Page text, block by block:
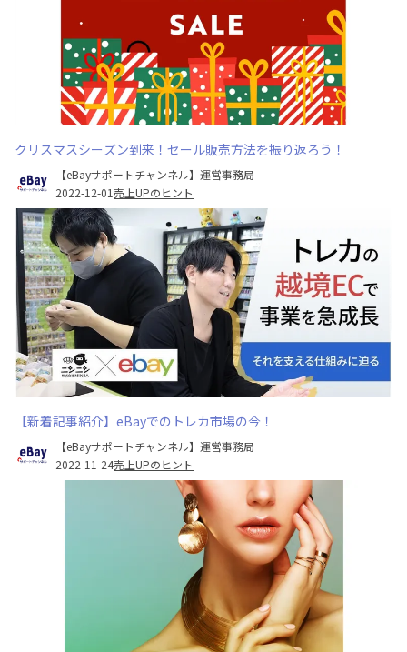
クリスマスシーズン到来！セール販売方法を振り返ろう！
【eBayサポートチャンネル】運営事務局
2022-12-01売上UPのヒント
【新着記事紹介】eBayでのトレカ市場の今！
【eBayサポートチャンネル】運営事務局
2022-11-24売上UPのヒント